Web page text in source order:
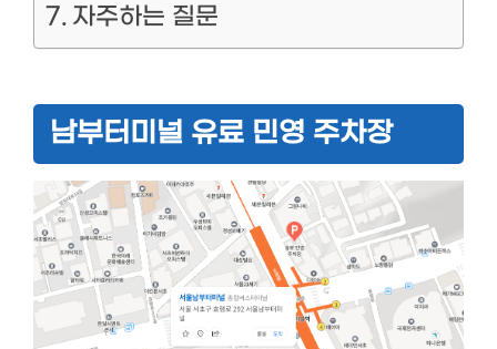
자주하는 질문
남부터미널 유료 민영 주차장